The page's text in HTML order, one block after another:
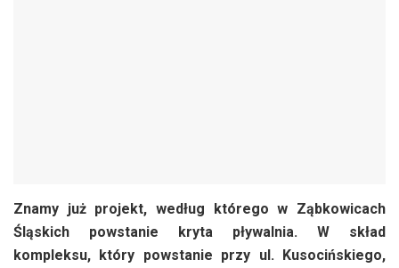
Znamy już projekt, według którego w Ząbkowicach
Śląskich powstanie kryta pływalnia. W skład
kompleksu, który powstanie przy ul. Kusocińskiego,